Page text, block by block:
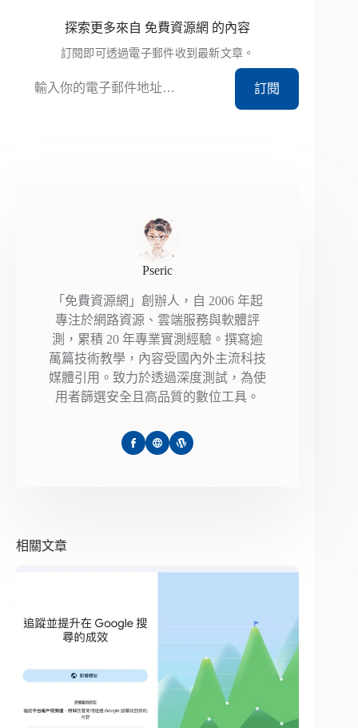
探索更多來自 免費資源網 的內容
訂閱即可透過電子郵件收到最新文章。
訂閱
Pseric
「免費資源網」創辦人，自 2006 年起
專注於網路資源、雲端服務與軟體評
測，累積 20 年專業實測經驗。撰寫逾
萬篇技術教學，內容受國內外主流科技
媒體引用。致力於透過深度測試，為使
用者篩選安全且高品質的數位工具。
相關文章